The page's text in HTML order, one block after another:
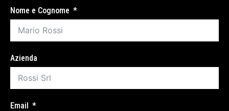
Nome e Cognome
Azienda
Email